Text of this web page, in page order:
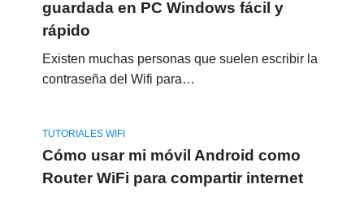
guardada en PC Windows fácil y
rápido
Existen muchas personas que suelen escribir la
contraseña del Wifi para…
TUTORIALES WIFI
Cómo usar mi móvil Android como
Router WiFi para compartir internet